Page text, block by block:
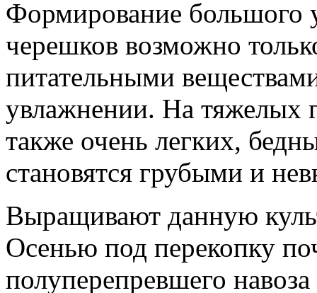
Формирование большого
черешков возможно
питательными
увлажнении. На тяжелых
также очень легких,
становятся грубыми и
Выращивают данную
Осенью под перекопку
полуперепревшего